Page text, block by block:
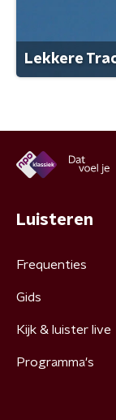
Lekkere
Luisteren
Frequenties
Gids
Kijk & luister live
Programma's